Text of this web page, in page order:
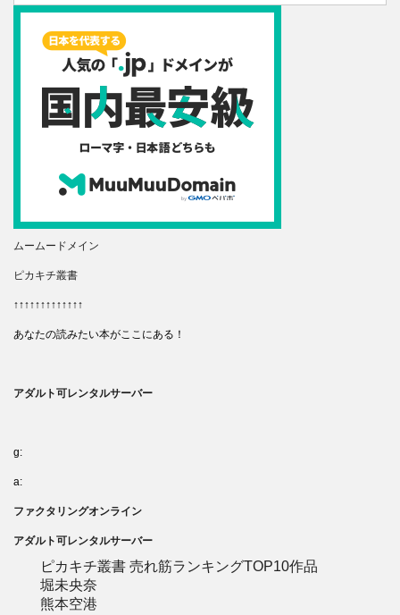
ムームードメイン
ピカキチ叢書
↑↑↑↑↑↑↑↑↑↑↑↑↑
あなたの読みたい本がここにある！
アダルト可レンタルサーバー
g:
a:
ファクタリングオンライン
アダルト可レンタルサーバー
ピカキチ叢書 売れ筋ランキングTOP10作品
堀未央奈
熊本空港